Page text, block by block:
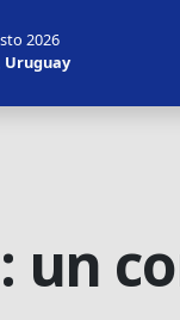
2026
Uruguay
un